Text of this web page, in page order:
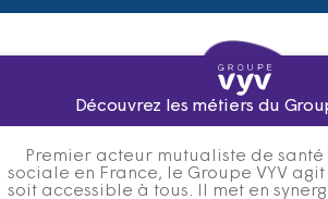
Découvrez les métiers du
Premier acteur mutualiste de
sociale en France, le Groupe VYV
soit accessible à tous. Il met en